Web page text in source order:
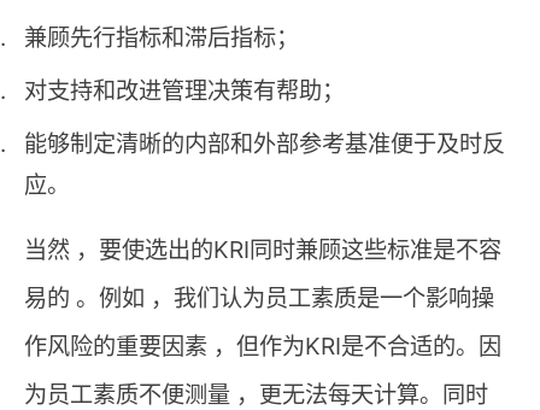
兼顾先行指标和滞后指标；
对支持和改进管理决策有帮助；
能够制定清晰的内部和外部参考基准便于及时反
应。
当然 ，要使选出的KRI同时兼顾这些标准是不容
易的 。例如 ，我们认为员工素质是一个影响操
作风险的重要因素 ，但作为KRI是不合适的。因
为员工素质不便测量 ，更无法每天计算。同时